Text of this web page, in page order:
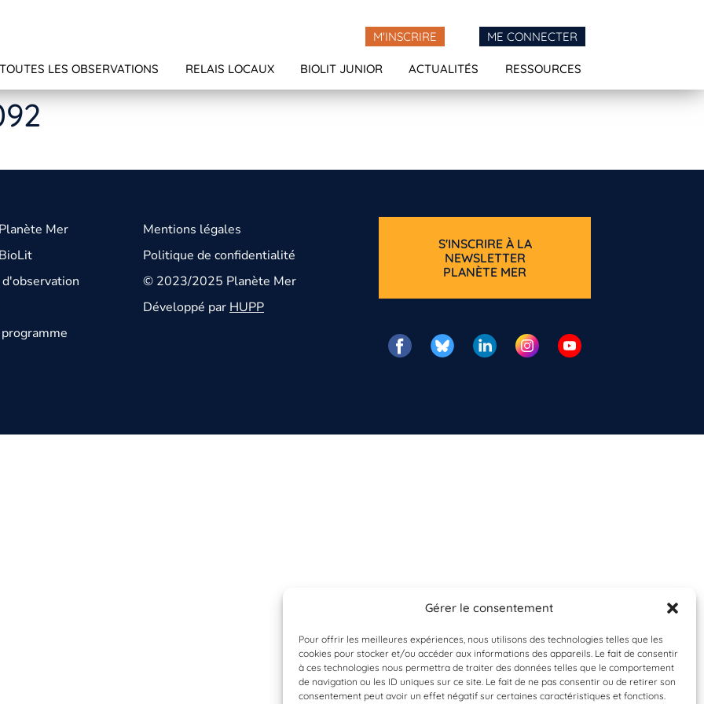
Gérer le consentement
Pour offrir les meilleures expériences, nous utilisons des technologies telles que les
cookies pour stocker et/ou accéder aux informations des appareils. Le fait de consentir
à ces technologies nous permettra de traiter des données telles que le comportement
de navigation ou les ID uniques sur ce site. Le fait de ne pas consentir ou de retirer son
consentement peut avoir un effet négatif sur certaines caractéristiques et fonctions.
M'INSCRIRE ME CONNECTER
TOUTES LES OBSERVATIONS RELAIS LOCAUX BIOLIT JUNIOR ACTUALITÉS RESSOURCES
Mer
Mentions légales
Politique de confidentialité
© 2023/2025 Planète Mer
Développé parHUPP
S'INSCRIRE À LA
NEWSLETTER
PLANÈTE MER